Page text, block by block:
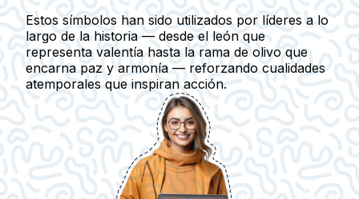
Estos símbolos han sido utilizados por líderes a lo
largo de la historia — desde el león que
representa valentía hasta la rama de olivo que
encarna paz y armonía — reforzando cualidades
atemporales que inspiran acción.